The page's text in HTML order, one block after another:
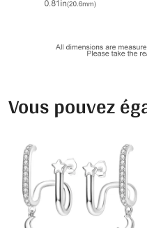
Vous pouvez